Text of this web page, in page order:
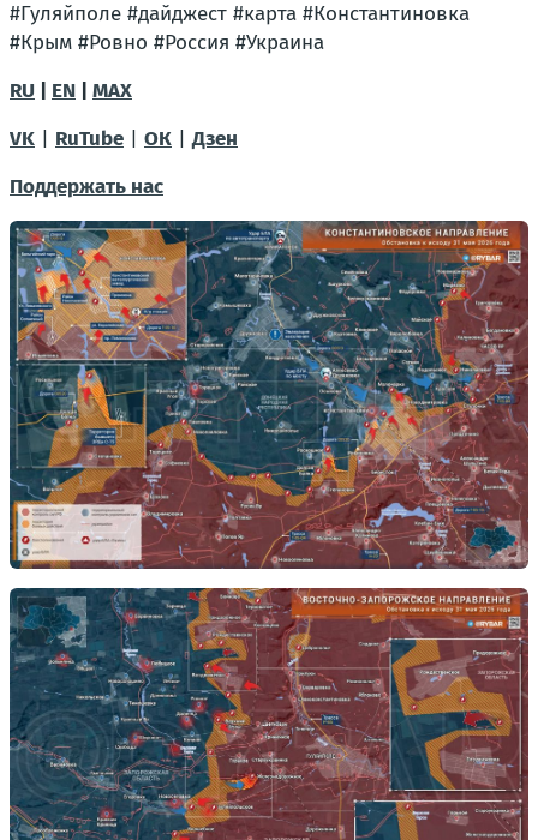
#Гуляйполе #дайджест #карта #Константиновка
#Крым #Ровно #Россия #Украина
RU
EN
MAX
VK
RuTube ОК |Дзен
Поддержать нас